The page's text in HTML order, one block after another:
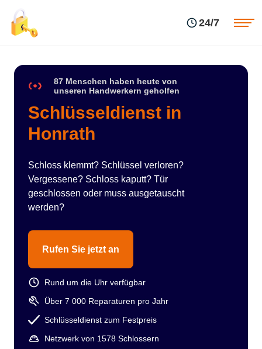
24/7
87 Menschen haben heute von
unseren Handwerkern geholfen
Schlüsseldienst in
Honrath
Schloss klemmt? Schlüssel verloren?
Vergessene? Schloss kaputt? Tür
geschlossen oder muss ausgetauscht
werden?
Rufen Sie jetzt an
Rund um die Uhr verfügbar
Über 7 000 Reparaturen pro Jahr
Schlüsseldienst zum Festpreis
Netzwerk von 1578 Schlossern